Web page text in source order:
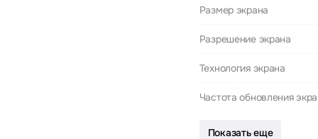
Размер экрана
Разрешение экрана
Технология экрана
Частота обновления
Показать еще